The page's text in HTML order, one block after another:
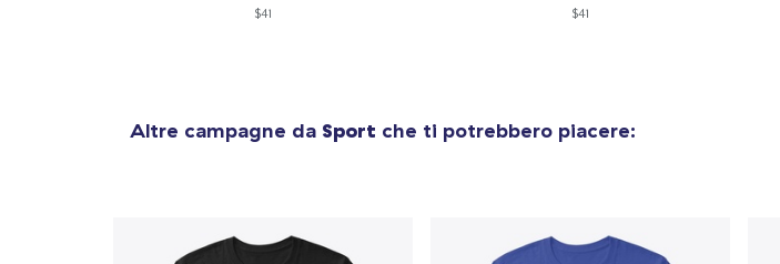
$41 $41
Altre campagne da Sport che ti potrebbero piacere: